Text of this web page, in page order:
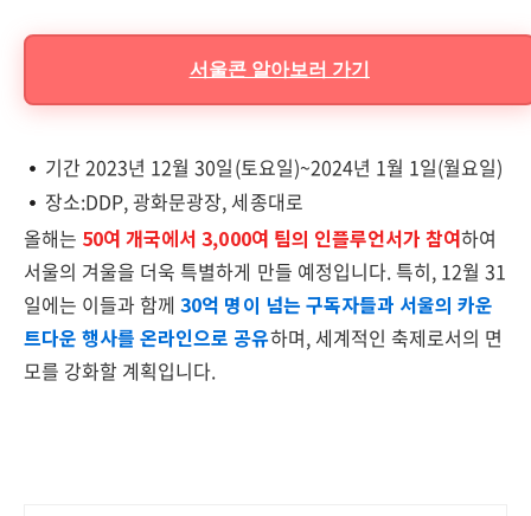
서울콘 알아보러 가기
기간 2023년 12월 30일(토요일)~2024년 1월 1일(월요일)
장소:DDP, 광화문광장, 세종대로
올해는 50여 개국에서 3,000여 팀의 인플루언서가 참여하여
서울의 겨울을 더욱 특별하게 만들 예정입니다. 특히, 12월 31
일에는 이들과 함께30억 명이 넘는 구독자들과 서울의 카운
트다운 행사를 온라인으로 공유하며, 세계적인 축제로서의 면
모를 강화할 계획입니다.